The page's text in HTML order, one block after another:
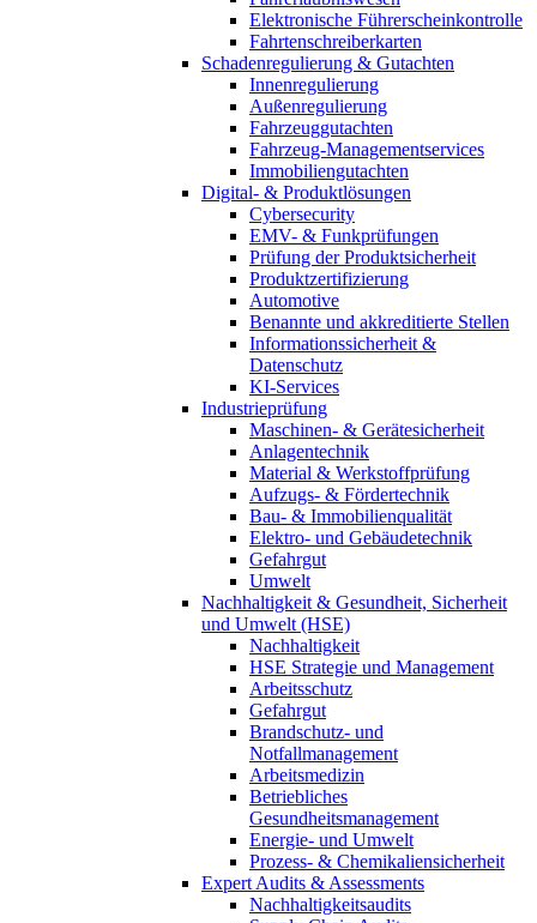
Elektronische Führerscheinkontrolle
Fahrtenschreiberkarten
Schadenregulierung & Gutachten
Innenregulierung
Außenregulierung
Fahrzeuggutachten
Fahrzeug-Managementservices
Immobiliengutachten
Digital- & Produktlösungen
Cybersecurity
EMV- & Funkprüfungen
Prüfung der Produktsicherheit
Produktzertifizierung
Automotive
Benannte und akkreditierte Stellen
Informationssicherheit &
Datenschutz
KI-Services
Industrieprüfung
Maschinen- & Gerätesicherheit
Anlagentechnik
Material & Werkstoffprüfung
Aufzugs- & Fördertechnik
Bau- & Immobilienqualität
Elektro- und Gebäudetechnik
Gefahrgut
Umwelt
Nachhaltigkeit & Gesundheit, Sicherheit
und Umwelt (HSE)
Nachhaltigkeit
HSE Strategie und Management
Arbeitsschutz
Gefahrgut
Brandschutz- und
Notfallmanagement
Arbeitsmedizin
Betriebliches
Gesundheitsmanagement
Energie- und Umwelt
Prozess- & Chemikaliensicherheit
Expert Audits & Assessments
Nachhaltigkeitsaudits